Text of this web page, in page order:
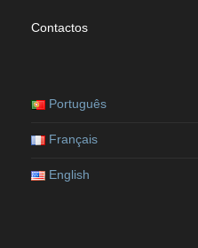
Contactos
Português
Français
English